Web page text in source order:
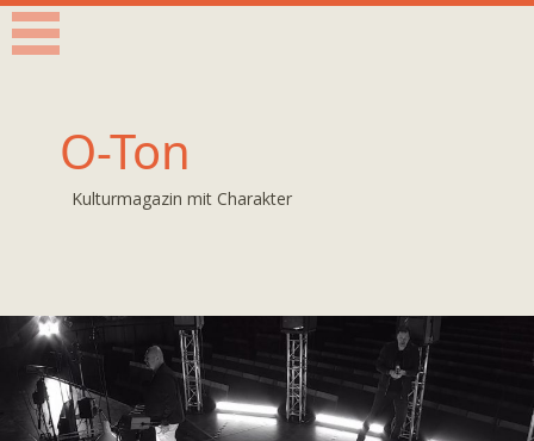
O-Ton
Kulturmagazin mit Charakter